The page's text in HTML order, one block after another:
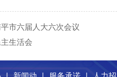
市六届人大六次会议
生活会